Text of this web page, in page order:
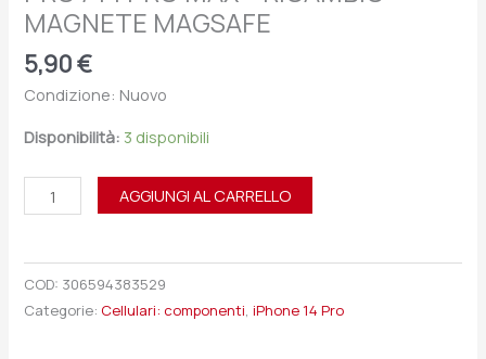
MAGNETE MAGSAFE
5,90€
Condizione: Nuovo
Disponibilità: 3 disponibili
AGGIUNGI AL CARRELLO
COD: 306594383529
Categorie: Cellulari: componenti,iPhone 14 Pro